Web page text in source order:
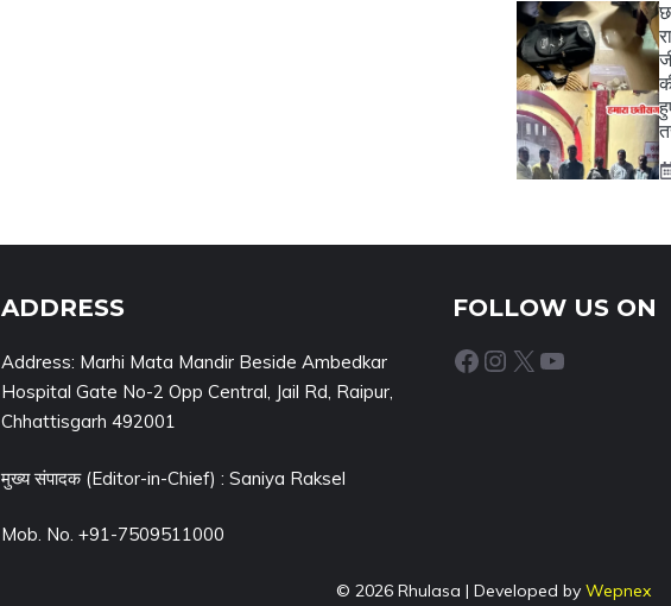
ADDRESS
Address: Marhi Mata Mandir Beside Ambedkar
Hospital Gate No-2 Opp Central, Jail Rd, Raipur,
Chhattisgarh 492001
मुख्य संपादक (Editor-in-Chief) : Saniya Raksel
Mob. No. +91-7509511000
FOLLOW US ON
Facebook Instagram X YouTube
© 2026 Rhulasa | Developed by Wepnex